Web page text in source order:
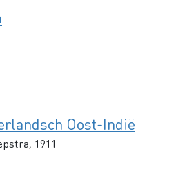
Oost-Indië
1911